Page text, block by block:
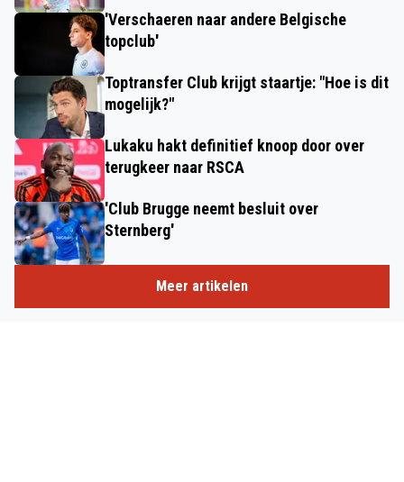
'Verschaeren naar andere Belgische
topclub'
Toptransfer Club krijgt staartje: "Hoe is dit
mogelijk?"
Lukaku hakt definitief knoop door over
terugkeer naar RSCA
'Club Brugge neemt besluit over
Sternberg'
Meer artikelen